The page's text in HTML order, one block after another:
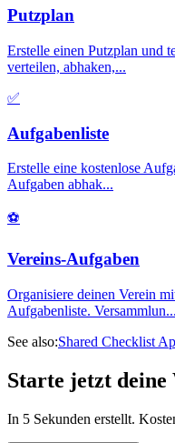
Putzplan
Erstelle einen Putzplan und
verteilen, abhaken,...
✅
Aufgabenliste
Erstelle eine kostenlose
Aufgaben abhak...
⚽
Vereins-Aufgaben
Organisiere deinen Verein
Aufgabenliste. Versammlun...
See also:Shared Checklist
Starte jetzt
In 5 Sekunden erstellt.